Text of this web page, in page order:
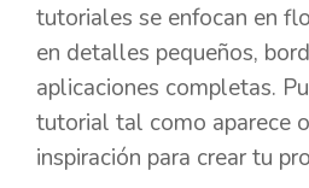
tutoriales se enfocan en
en detalles pequeños,
aplicaciones completas.
tutorial tal como aparece
inspiración para crear tu